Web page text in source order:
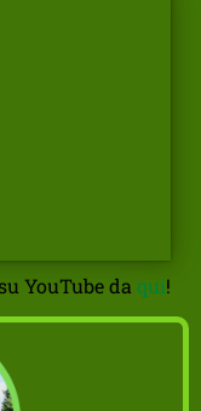
YouTube da qui!